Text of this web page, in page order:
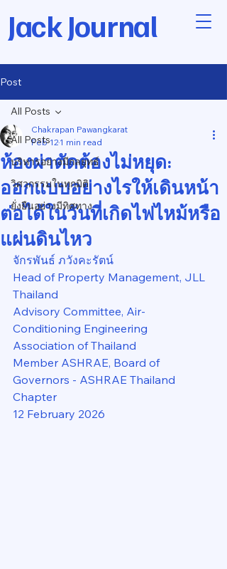
Jack Journal
Post
All Posts
บริหารอย่างมีกลยุทธ์
วิศวกรรมในทุกมิติ
ยั่งยืนอย่างมีทิศทาง
All Posts
ห้องผ่าตัดต้องไม่หยุด:
ออกแบบอย่างไรให้เดินหน้า
ต่อได้ในวันที่เกิดไฟไหม้หรือ
แผ่นดินไหว
Chakrapan Pawangkarat
Feb 12 1 min read
จักรพันธ์ ภวังคะรัตน์
Head of Property Management, JLL
Thailand
Advisory Committee, Air-
Conditioning Engineering
Association of Thailand
Member ASHRAE, Board of
Governors - ASHRAE Thailand
Chapter
12 February 2026